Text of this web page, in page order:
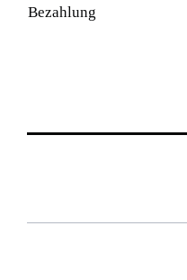
Bezahlung